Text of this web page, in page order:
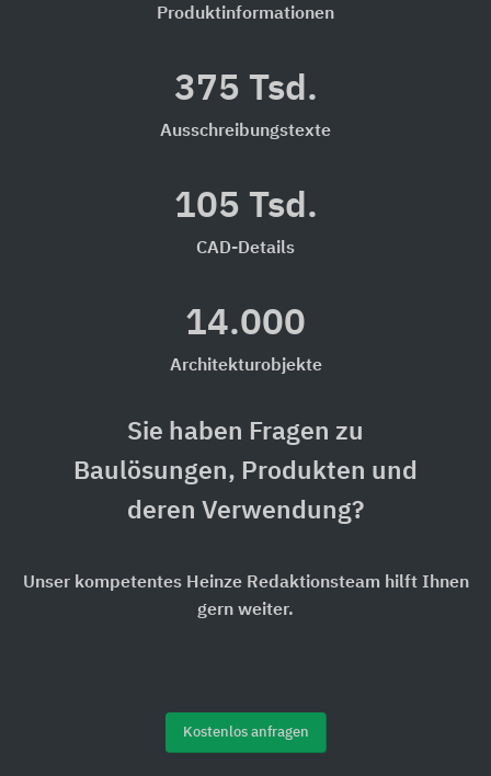
Produktinformationen
375 Tsd.
Ausschreibungstexte
105 Tsd.
CAD-Details
14.000
Architekturobjekte
Sie haben Fragen zu
Baulösungen, Produkten und
deren Verwendung?
Unser kompetentes Heinze Redaktionsteam hilft Ihnen
gern weiter.
Kostenlos anfragen